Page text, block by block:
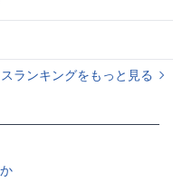
ランキングをもっと見る